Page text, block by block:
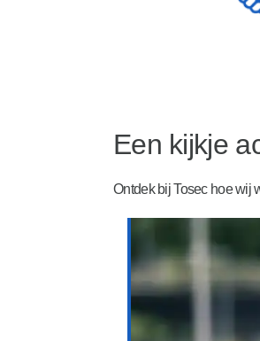
Een kijkje
Ontdek bij Tosec hoe wij